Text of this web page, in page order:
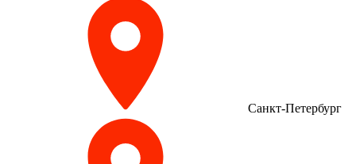
Санкт-Петербург